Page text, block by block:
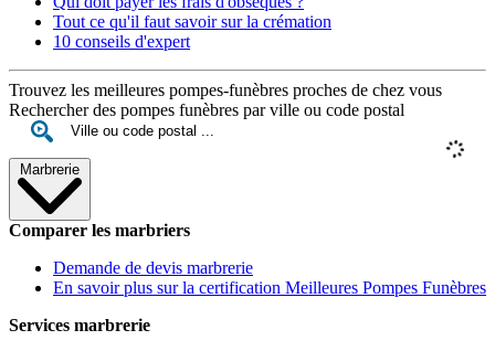
Tout ce qu'il faut savoir sur la crémation
10 conseils d'expert
Trouvez les meilleures pompes-funèbres proches de chez vous
Rechercher des pompes funèbres par ville ou code postal
Marbrerie
Comparer les marbriers
Demande de devis marbrerie
En savoir plus sur la certification Meilleures Pompes Funèbres
Services marbrerie